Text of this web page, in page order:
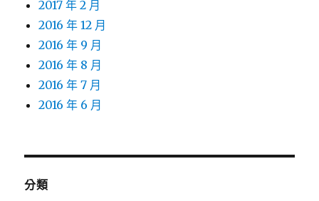
2017 年 2 月
2016 年 12 月
2016 年 9 月
2016 年 8 月
2016 年 7 月
2016 年 6 月
分類